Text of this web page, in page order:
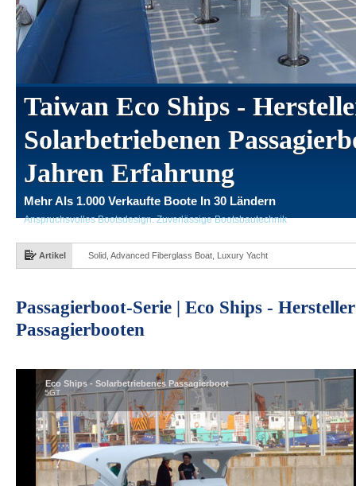
Taiwan Eco Ships -
Solarbetriebenen
Jahren Erfahrung
Mehr Als 1.000 Verkaufte Boote In 30 Ländern
Anspruchsvolles Bootsdesign. Zuverlässige Bootsbautechnik
Artikel Solid, Advanced Fiberglass Boat, Luxury Yacht
Passagierboot-Serie | Eco Ships -
Passagierbooten
Eco Ships - Solarbetriebenes Passagierboot
5GT